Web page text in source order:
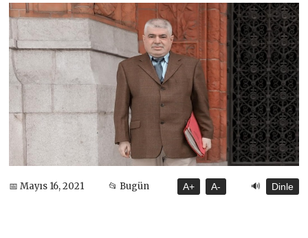
📅 Mayıs 16, 2021 📂 Bugün A+ A- 🔊 Dinle